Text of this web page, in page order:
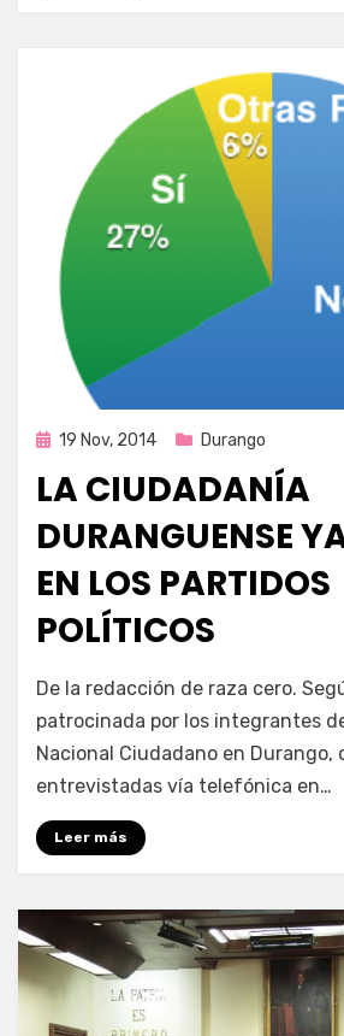
Publicada
19 Nov, 2014 Durango
LA CIUDADANÍA
DURANGUENSE
EN LOS PARTIDOS
POLÍTICOS
por Enrique
De la redacción de raza cero.
patrocinada por los integrantes
Nacional Ciudadano en Durango,
entrevistadas vía telefónica en…
Leer más